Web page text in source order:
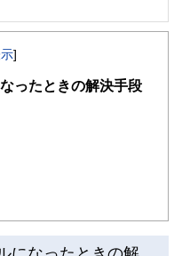
ロー分析に基づいた家計相談を
、年金、資産運用、保険、離婚
した講演は延べ800校以上の高
しいファイナンシャル・プラン
院・介護のお金」（技術評論
]
ったときの解決手段
になったときの解